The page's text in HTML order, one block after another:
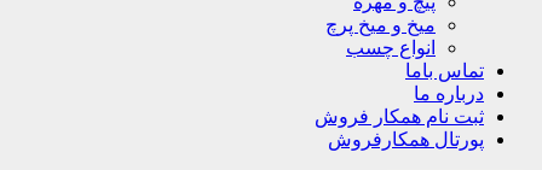
میخ و میخ پرچ
انواع چسب
تماس باما
درباره ما
ثبت نام همکار فروش
پورتال همکارفروش